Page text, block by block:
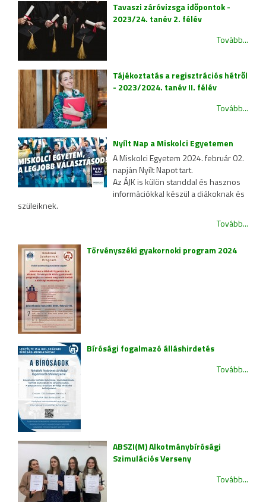
Tavaszi záróvizsga időpontok -
2023/24. tanév 2. félév
Tovább...
Tájékoztatás a regisztrációs hétről
- 2023/2024. tanév II. félév
Tovább...
Nyílt Nap a Miskolci Egyetemen
A Miskolci Egyetem 2024. február 02.
napján Nyílt Napot tart.
Az ÁJK is külön standdal és hasznos
információkkal készül a diákoknak és
szüleiknek.
Tovább...
Törvényszéki gyakornoki program 2024
Bírósági fogalmazó álláshirdetés
Tovább...
ABSZI(M) Alkotmánybírósági
Szimulációs Verseny
Tovább...